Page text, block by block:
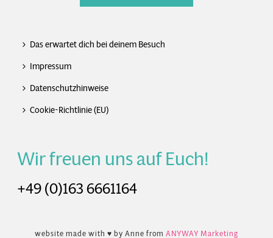
Das erwartet dich bei deinem Besuch
Impressum
Datenschutzhinweise
Cookie-Richtlinie (EU)
Wir freuen uns auf Euch!
+49 (0)163 6661164
website made with ♥ by Anne from ANYWAY Marketing